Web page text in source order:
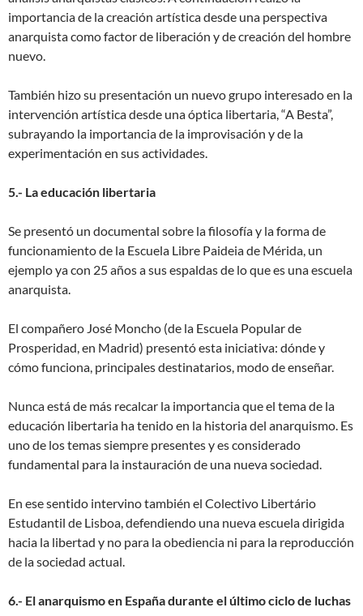
importancia de la creación artística desde una perspectiva
anarquista como factor de liberación y de creación del hombre
nuevo.
También hizo su presentación un nuevo grupo interesado en la
intervención artística desde una óptica libertaria, “A Besta”,
subrayando la importancia de la improvisación y de la
experimentación en sus actividades.
5.- La educación libertaria
Se presentó un documental sobre la filosofía y la forma de
funcionamiento de la Escuela Libre Paideia de Mérida, un
ejemplo ya con 25 años a sus espaldas de lo que es una escuela
anarquista.
El compañero José Moncho (de la Escuela Popular de
Prosperidad, en Madrid) presentó esta iniciativa: dónde y
cómo funciona, principales destinatarios, modo de enseñar.
Nunca está de más recalcar la importancia que el tema de la
educación libertaria ha tenido en la historia del anarquismo. Es
uno de los temas siempre presentes y es considerado
fundamental para la instauración de una nueva sociedad.
En ese sentido intervino también el Colectivo Libertário
Estudantil de Lisboa, defendiendo una nueva escuela dirigida
hacia la libertad y no para la obediencia ni para la reproducción
de la sociedad actual.
6.- El anarquismo en España durante el último ciclo de luchas